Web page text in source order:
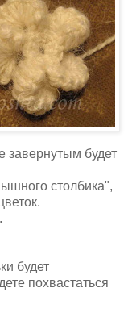
завернутым будет
столбика",
будет
похвастаться